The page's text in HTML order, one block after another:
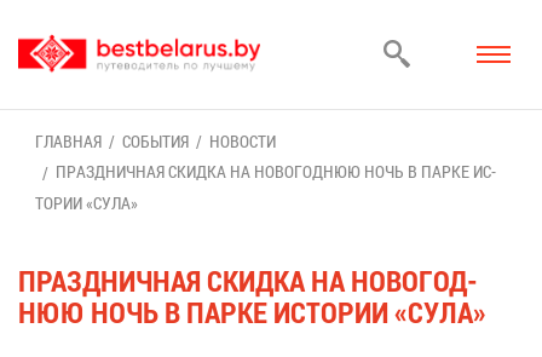
ГЛАВ­НАЯ СО­БЫ­ТИЯ
НО­ВО­СТИ
ПРАЗД­НИЧ­НАЯ СКИД­КА НА НО­ВО­ГОД­НЮЮ НОЧЬ В ПАР­КЕ ИС­
ТО­РИИ «СУ­ЛА»
ПРАЗД­НИЧ­НАЯ СКИД­КА НА НО­ВО­ГОД­
НЮЮ НОЧЬ В ПАР­КЕ ИС­ТО­РИИ «СУ­ЛА»